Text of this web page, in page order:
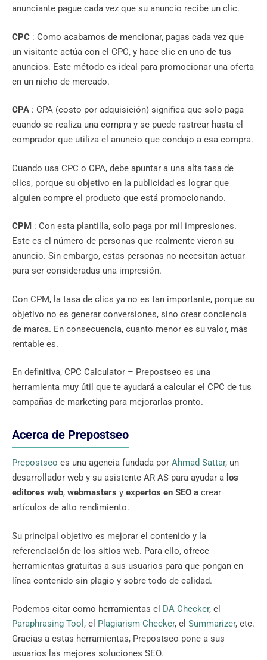
anunciante pague cada vez que su anuncio recibe un clic.
CPC : Como acabamos de mencionar, pagas cada vez que
un visitante actúa con el CPC, y hace clic en uno de tus
anuncios. Este método es ideal para promocionar una oferta
en un nicho de mercado.
CPA : CPA (costo por adquisición) significa que solo paga
cuando se realiza una compra y se puede rastrear hasta el
comprador que utiliza el anuncio que condujo a esa compra.
Cuando usa CPC o CPA, debe apuntar a una alta tasa de
clics, porque su objetivo en la publicidad es lograr que
alguien compre el producto que está promocionando.
CPM : Con esta plantilla, solo paga por mil impresiones.
Este es el número de personas que realmente vieron su
anuncio. Sin embargo, estas personas no necesitan actuar
para ser consideradas una impresión.
Con CPM, la tasa de clics ya no es tan importante, porque su
objetivo no es generar conversiones, sino crear conciencia
de marca. En consecuencia, cuanto menor es su valor, más
rentable es.
En definitiva, CPC Calculator – Prepostseo es una
herramienta muy útil que te ayudará a calcular el CPC de tus
campañas de marketing para mejorarlas pronto.
Acerca de Prepostseo
Prepostseo es una agencia fundada por Ahmad Sattar, un
desarrollador web y su asistente AR AS para ayudar a los
editores web, webmasters y expertos en SEO a crear
artículos de alto rendimiento.
Su principal objetivo es mejorar el contenido y la
referenciación de los sitios web. Para ello, ofrece
herramientas gratuitas a sus usuarios para que pongan en
línea contenido sin plagio y sobre todo de calidad.
Podemos citar como herramientas el DA Checker, el
Paraphrasing Tool , el Plagiarism Checker, el Summarizer, etc.
Gracias a estas herramientas, Prepostseo pone a sus
usuarios las mejores soluciones SEO.